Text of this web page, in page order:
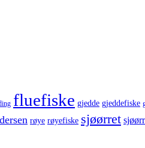
fluefiske gjedde gjeddefiske
røye røyefiske sjøørret